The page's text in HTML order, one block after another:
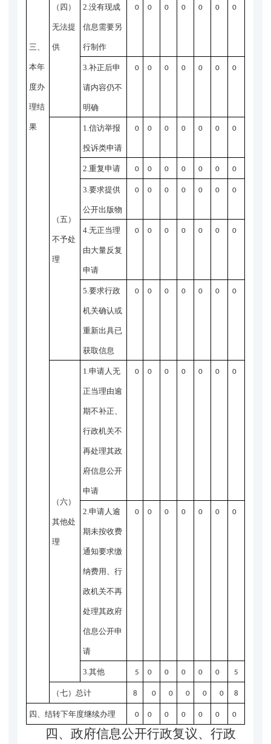
三、
本年
度办
理结
果
（四）
无法提
供
2.没有现成
信息需要另
行制作
0 0 0 0 0 0 0
3.补正后申
请内容仍不
明确
0 0 0 0 0 0 0
（五）
不予处
理
1.信访举报
投诉类申请
0 0 0 0 0 0 0
2.重复申请 0 0 0 0 0 0 0
3.要求提供
公开出版物
0 0 0 0 0 0 0
4.无正当理
由大量反复
申请
0 0 0 0 0 0 0
5.要求行政
机关确认或
重新出具已
获取信息
0 0 0 0 0 0 0
（六）
其他处
理
1.申请人无
正当理由逾
期不补正、
行政机关不
再处理其政
府信息公开
申请
0 0 0 0 0 0 0
2.申请人逾
期未按收费
通知要求缴
纳费用、行
政机关不再
处理其政府
信息公开申
请
0 0 0 0 0 0 0
3.其他 5 0 0 0 0 0 5
（七）总计 8 0 0 0 0 0 8
四、结转下年度继续办理 0 0 0 0 0 0 0
四、政府信息公开行政复议、行政